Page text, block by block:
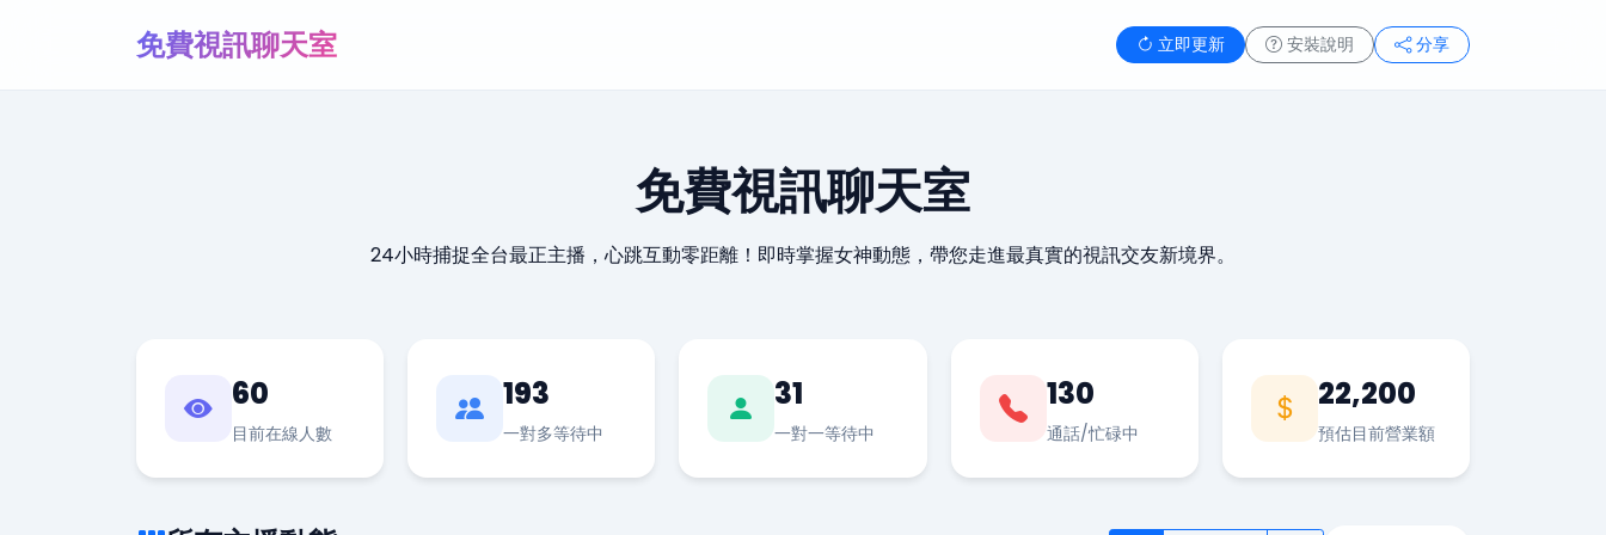
免費視訊聊天室 立即更新 安裝說明 分享
免費視訊聊天室
24小時捕捉全台最正主播，心跳互動零距離！即時掌握女神動態，帶您走進最真實的視訊交友新境界。
60
目前在線人數
193
一對多等待中
31
一對一等待中
130
通話/忙碌中
22,200
預估目前營業額